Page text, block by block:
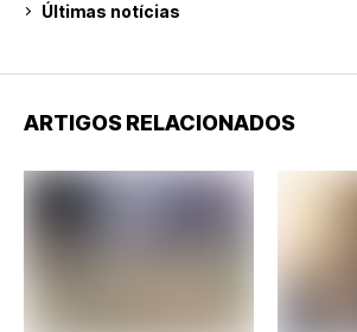
Últimas notícias
ARTIGOS RELACIONADOS